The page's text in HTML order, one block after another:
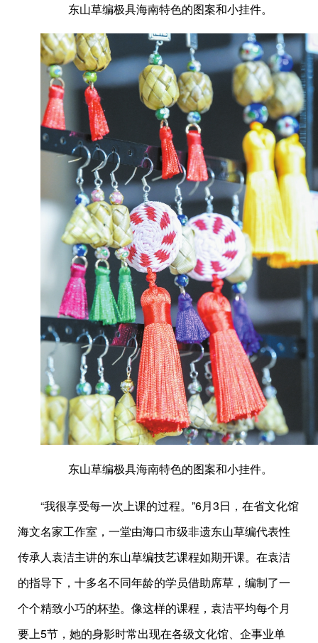
东山草编极具海南特色的图案和小挂件。
东山草编极具海南特色的图案和小挂件。
“我很享受每一次上课的过程。”6月3日，在省文化馆
海文名家工作室，一堂由海口市级非遗东山草编代表性
传承人袁洁主讲的东山草编技艺课程如期开课。在袁洁
的指导下，十多名不同年龄的学员借助席草，编制了一
个个精致小巧的杯垫。像这样的课程，袁洁平均每个月
要上5节，她的身影时常出现在各级文化馆、企事业单